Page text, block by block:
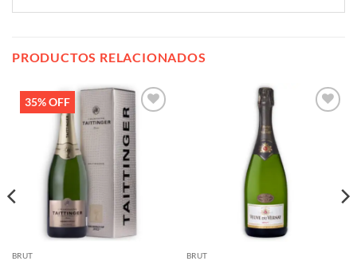
PRODUCTOS RELACIONADOS
35% OFF
Añadir
BRUT BRUT